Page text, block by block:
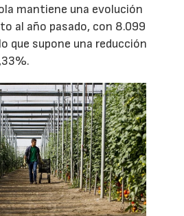
mantiene una evolución
al año pasado, con 8.099
que supone una reducción